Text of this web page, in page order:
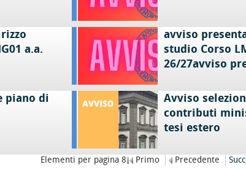
a.a.
avviso
studio Corso
26/27avviso
piano di
Avviso
contributi
tesi estero
Elementi per pagina 8 Primo Precedente